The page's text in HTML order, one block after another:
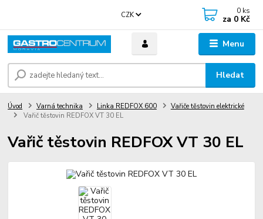
Menu
CZK
Hledat
0 ks
za 0 Kč
Úvod Varná technika Linka REDFOX 600
Vařiče těstovin elektrické
Vařič těstovin REDFOX VT 30 EL
Vařič těstovin REDFOX VT 30 EL